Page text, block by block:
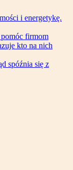
i energetykę.
pomóc firmom
kto na nich
spóźnia się z